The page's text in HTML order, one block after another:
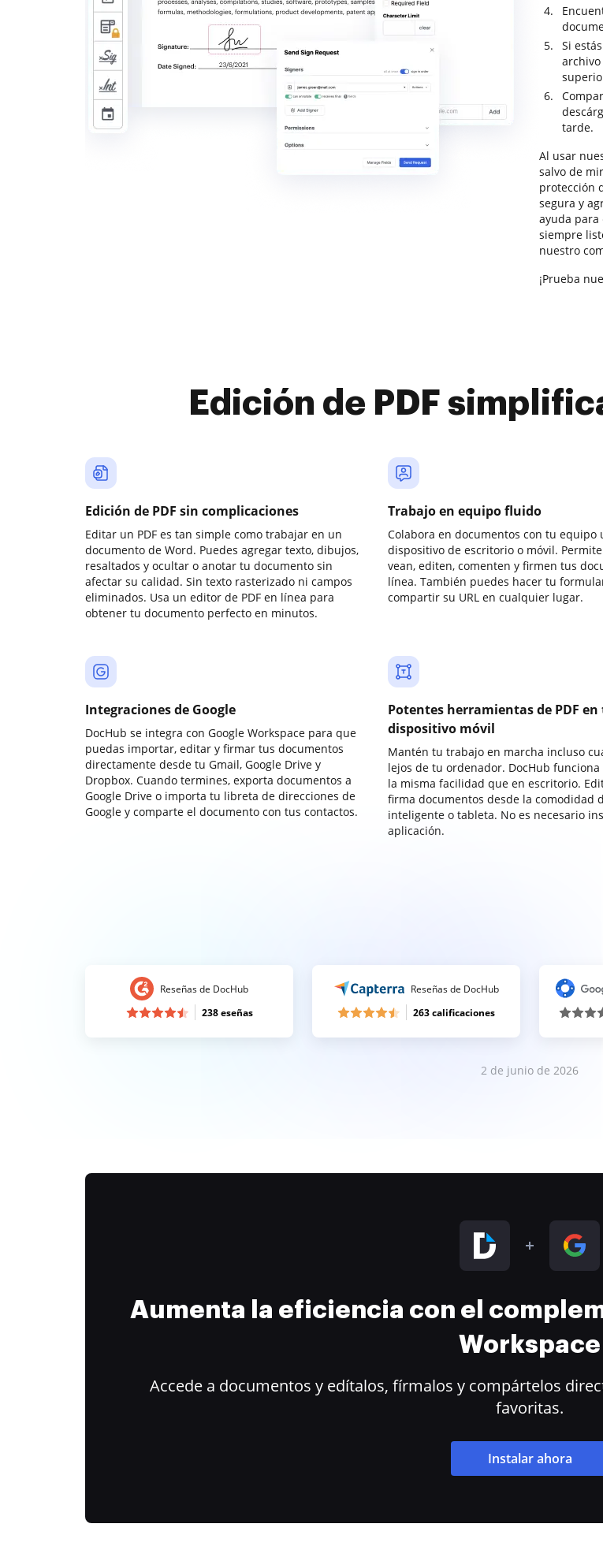
Si
tarde.
Al usar
salvo de
protección
segura y
ayuda
siempre
nuestro
¡Prueba
Edición de PDF
Edición de PDF sin complicaciones
Editar un PDF es tan simple como trabajar en un
documento de Word. Puedes agregar texto, dibujos,
resaltados y ocultar o anotar tu documento sin
afectar su calidad. Sin texto rasterizado ni campos
eliminados. Usa un editor de PDF en línea para
obtener tu documento perfecto en minutos.
Trabajo en equipo fluido
Colabora en documentos con tu equipo
dispositivo de escritorio o móvil.
vean, editen, comenten y firmen tus
línea. También puedes hacer tu
compartir su URL en cualquier lugar.
Integraciones de Google
DocHub se integra con Google Workspace para que
puedas importar, editar y firmar tus documentos
directamente desde tu Gmail, Google Drive y
Dropbox. Cuando termines, exporta documentos a
Google Drive o importa tu libreta de direcciones de
Google y comparte el documento con tus contactos.
Potentes herramientas de PDF en
dispositivo móvil
Mantén tu trabajo en marcha incluso
lejos de tu ordenador. DocHub funciona
la misma facilidad que en escritorio.
firma documentos desde la comodidad
inteligente o tableta. No es necesario
aplicación.
Reseñas de DocHub
238 eseñas
Reseñas de DocHub
263 calificaciones
2 de junio de 2026
Aumenta la eficiencia con el
Workspace
Accede a documentos y edítalos, fírmalos y compártelos
favoritas.
Instalar ahora